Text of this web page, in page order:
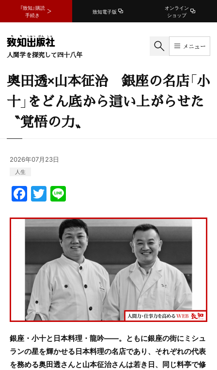
『致知』購読
手続き
致知電子版
オンライン
ショップ
人間学を探究して四十八年
メニュー
奥田透×山本征治 銀座の名店「小
十」をどん底から這い上がらせた
〝覚悟の力〟
2026年07月23日
人生
F
a
c
e
o
o
k
T
w
itt
er
e
銀座・小十と日本料理・龍吟――。ともに銀座の街にミシュ
ランの星を輝かせる日本料理の名店であり、それぞれの代表
を務める奥田透さんと山本征治さんは若き日、同じ料亭で修